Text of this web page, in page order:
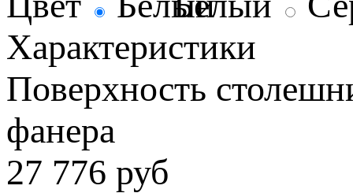
Характеристики
Поверхность
фанера
27 776 руб